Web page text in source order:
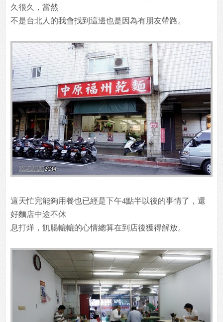
久很久，當然
不是台北人的我會找到這邊也是因為有朋友帶路。
這天忙完能夠用餐也已經是下午4點半以後的事情了，還
好麵店中途不休
息打烊，飢腸轆轆的心情總算在到店後獲得解放。